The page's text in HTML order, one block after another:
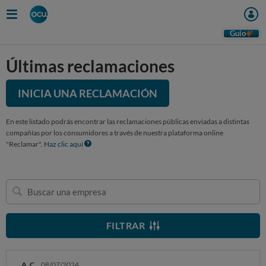
Guio
Últimas reclamaciones
INICIA UNA RECLAMACIÓN
En este listado podrás encontrar las reclamaciones públicas enviadas a distintas
compañías por los consumidores a través de nuestra plataforma online
"Reclamar". Haz clic aquí
Buscar
una
empresa
FILTRAR